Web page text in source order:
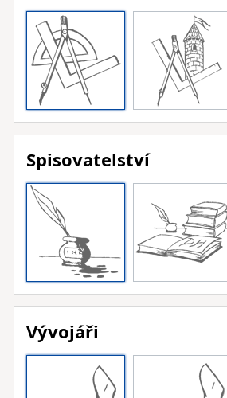
Spisovatelství
Vývojáři